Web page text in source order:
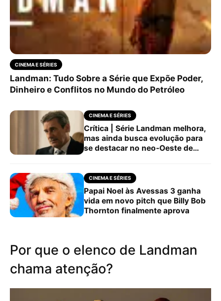
CINEMA E SÉRIES
Landman: Tudo Sobre a Série que Expõe Poder,
Dinheiro e Conflitos no Mundo do Petróleo
CINEMA E SÉRIES
Crítica | Série Landman melhora,
mas ainda busca evolução para
se destacar no neo-Oeste de
CINEMA E SÉRIES
Papai Noel às Avessas 3 ganha
vida em novo pitch que Billy Bob
Thornton finalmente aprova
Por que o elenco de Landman
chama atenção?